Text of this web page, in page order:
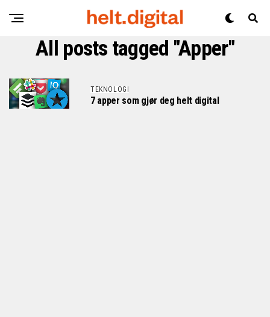
All posts tagged "Apper"
TEKNOLOGI
7 apper som gjør deg helt digital